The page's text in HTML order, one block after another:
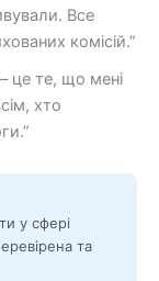
Все
комісій.”
це те, що мені
хто
у сфері
та